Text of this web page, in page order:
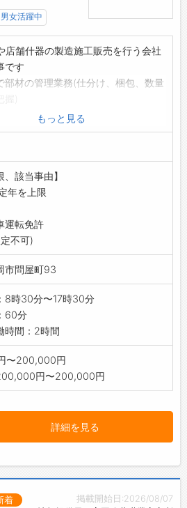
男女活躍中
舗什器の製造施工販売を行う会社
です
材の管理業務(仕分け、梱包、数量
の積み込み作業
の納品(4t・1t車)
にも丁寧に教えますので安心してご
い
:会社の定める業務】
もっと見る
、該当事由】
年を上限
運転免許
不可)
市問屋町93
8時30分〜17時30分
60分
時間：2時間
〜200,000円
円〜200,000円
詳細を見る
掲載開始日:2026/08/07
着